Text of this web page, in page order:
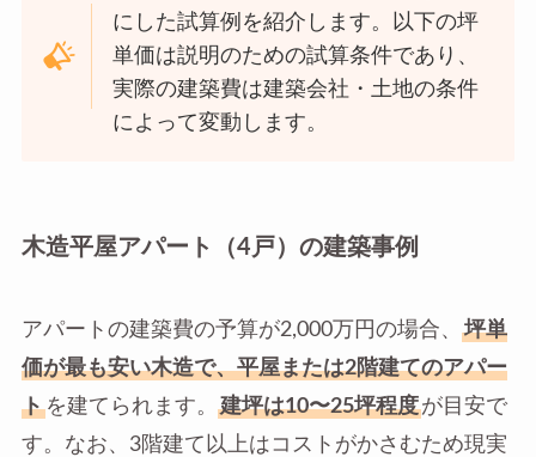
にした試算例を紹介します。以下の坪
単価は説明のための試算条件であり、
実際の建築費は建築会社・土地の条件
によって変動します。
木造平屋アパート（4戸）の建築事例
アパートの建築費の予算が2,000万円の場合、
坪単
価が最も安い木造で、平屋または2階建てのアパー
トを建てられます。 建坪は10〜25坪程度が目安で
す。なお、3階建て以上はコストがかさむため現実